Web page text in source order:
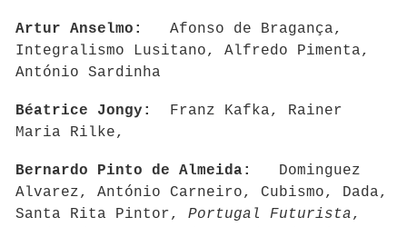
Artur Anselmo: Afonso de Bragança,
Integralismo Lusitano, Alfredo Pimenta,
António Sardinha
Béatrice Jongy: Franz Kafka, Rainer
Maria Rilke,
Bernardo Pinto de Almeida:
Dominguez
Alvarez, António Carneiro, Cubismo, Dada,
Santa Rita Pintor, Portugal Futurista,